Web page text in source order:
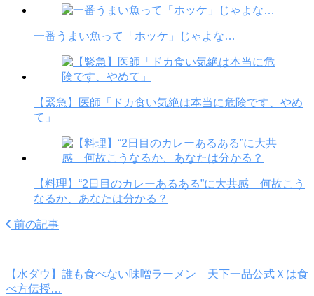
一番うまい魚って「ホッケ」じゃよな…
【緊急】医師「ドカ食い気絶は本当に危険です、やめ
て」
【料理】“2日目のカレーあるある”に大共感 何故こう
なるか、あなたは分かる？
前の記事
【水ダウ】誰も食べない味噌ラーメン 天下一品公式Ｘは食
べ方伝授…